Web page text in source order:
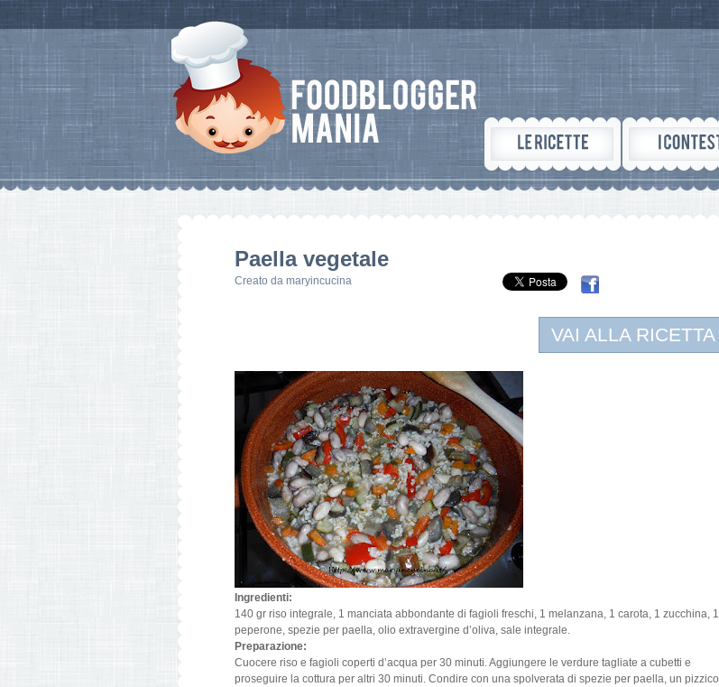
Paella vegetale
Creato da maryincucina
VAI ALLA RICETTA
Ingredienti:
140 gr riso integrale, 1 manciata abbondante di fagioli freschi, 1 melanzana, 1 carota, 1 zucchina, 1
peperone, spezie per paella, olio extravergine d’oliva, sale integrale.
Preparazione:
Cuocere riso e fagioli coperti d’acqua per 30 minuti. Aggiungere le verdure tagliate a cubetti e
proseguire la cottura per altri 30 minuti. Condire con una spolverata di spezie per paella, un pizzico